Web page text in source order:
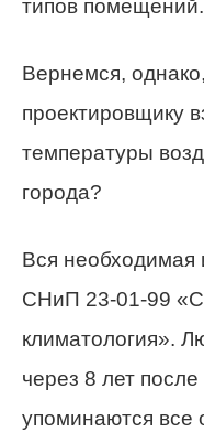
типов помещений.
Вернемся,
проектировщику
температуры
города?
Вся
СНиП 23-01-99
климатология».
через 8 лет
упоминаются все